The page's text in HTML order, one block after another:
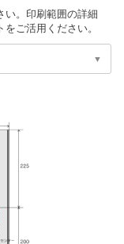
い。印刷範囲の詳細
ご活用ください。